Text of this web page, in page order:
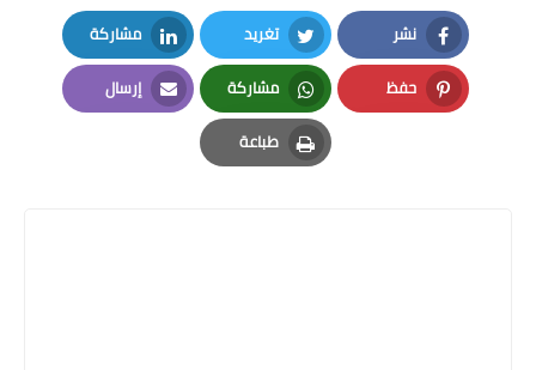
نشر
Facebook
تغريد
Twitter
مشاركة
LinkedIn
حفظ
Pinterest
مشاركة
Whatsapp
إرسال
Email
طباعة
Print